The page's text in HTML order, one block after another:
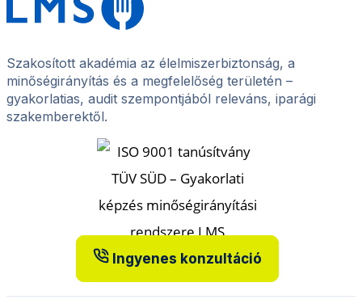
Szakosított akadémia az élelmiszerbiztonság, a
minőségirányítás és a megfelelőség területén –
gyakorlatias, audit szempontjából releváns, iparági
szakemberektől.
Ingyenes konzultáció